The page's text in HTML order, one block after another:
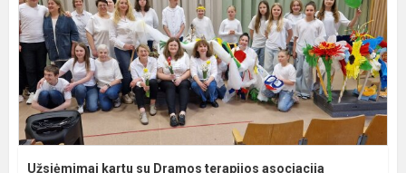
Užsiėmimai kartu su Dramos terapijos asociacija